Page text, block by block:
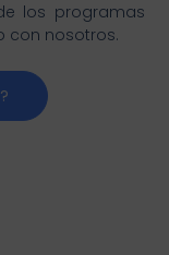
los programas
con nosotros.